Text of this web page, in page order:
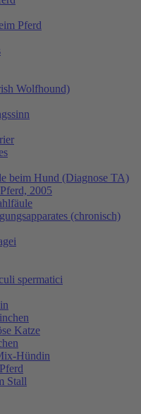
Pferd
Wolfhound)
beim Hund (Diagnose TA)
2005
(chronisch)
spermatici
Katze
Hündin
Stall